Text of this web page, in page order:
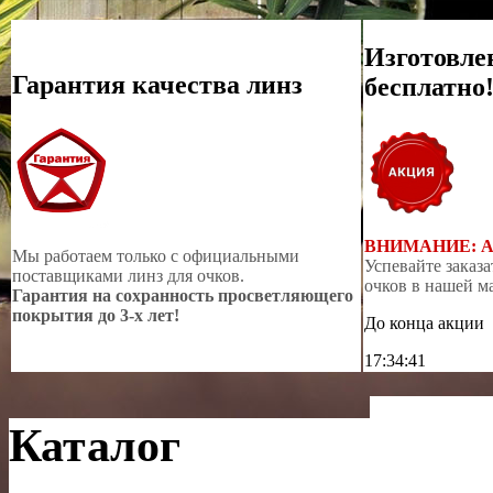
Гарантия качества линз
Мы работаем только с официальными
поставщиками линз для очков.
Гарантия на сохранность просветляющего
покрытия до 3-х лет!
бесплатно!
ВНИМАНИЕ:
Успевайте
очков в нашей
До конца акции
17:34:40
Каталог